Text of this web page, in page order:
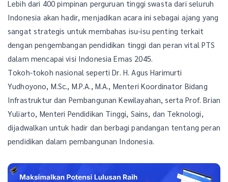
Lebih dari 400 pimpinan perguruan tinggi swasta dari seluruh
Indonesia akan hadir, menjadikan acara ini sebagai ajang yang
sangat strategis untuk membahas isu-isu penting terkait
dengan pengembangan pendidikan tinggi dan peran vital PTS
dalam mencapai visi Indonesia Emas 2045.
Tokoh-tokoh nasional seperti Dr. H. Agus Harimurti
Yudhoyono, M.Sc., M.P.A., M.A., Menteri Koordinator Bidang
Infrastruktur dan Pembangunan Kewilayahan, serta Prof. Brian
Yuliarto, Menteri Pendidikan Tinggi, Sains, dan Teknologi,
dijadwalkan untuk hadir dan berbagi pandangan tentang peran
pendidikan dalam pembangunan Indonesia.